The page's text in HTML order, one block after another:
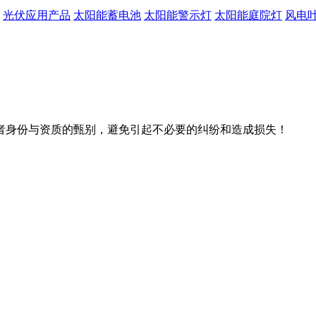
光伏应用产品 太阳能蓄电池 太阳能警示灯 太阳能庭院灯 风电
份与资质的甄别，避免引起不必要的纠纷和造成损失！